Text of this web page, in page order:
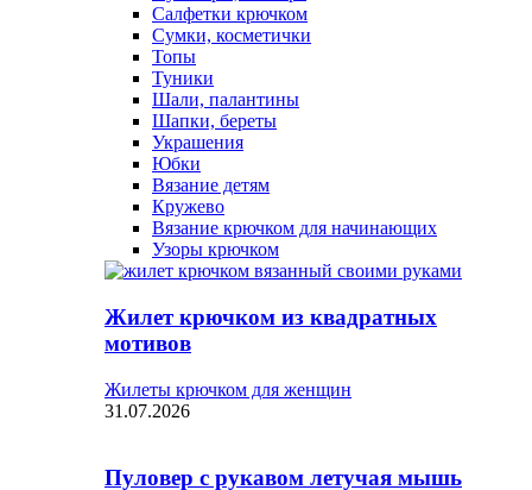
Салфетки крючком
Сумки, косметички
Топы
Туники
Шали, палантины
Шапки, береты
Украшения
Юбки
Вязание детям
Кружево
Вязание крючком для начинающих
Узоры крючком
Жилет крючком из квадратных
мотивов
Жилеты крючком для женщин
31.07.2026
Пуловер с рукавом летучая мышь